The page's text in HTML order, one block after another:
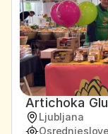
Artichoka
Ljubljana